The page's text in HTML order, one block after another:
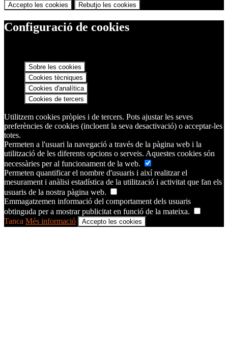
Accepto les cookies Rebutjo les cookies
Configuració de cookies
Sobre les cookies
Cookies tècniques
Cookies d'analítica
Cookies de tercers
Utilitzem cookies pròpies i de tercers. Pots ajustar les seves
preferències de cookies (incloent la seva desactivació) o acceptar-les
totes.
Permeten a l'usuari la navegació a través de la pàgina web i la
utilització de les diferents opcions o serveis. Aquestes cookies són
necessàries per al funcionament de la web.
Permeten quantificar el nombre d'usuaris i així realitzar el
mesurament i anàlisi estadística de la utilització i activitat que fan els
usuaris de la nostra pàgina web.
Emmagatzemen informació del comportament dels usuaris
obtinguda per a mostrar publicitat en funció de la mateixa.
Tanca Més informació Accepto les cookies